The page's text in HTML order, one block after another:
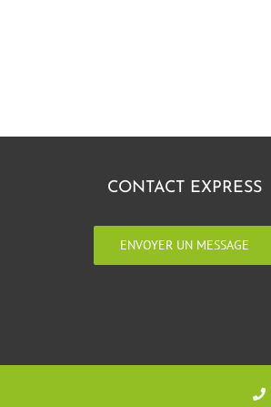
CONTACT EXPRESS
ENVOYER UN MESSAGE